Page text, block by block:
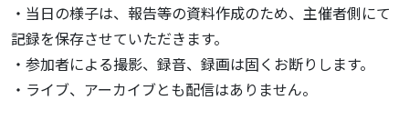
・当日の様子は、報告等の資料作成のため、主催者側にて
記録を保存させていただきます。
・参加者による撮影、録音、録画は固くお断りします。
・ライブ、アーカイブとも配信はありません。